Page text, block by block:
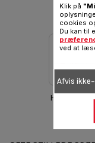
Hent manual
Klik på
cookies
Du kan til
ved at
Afvis